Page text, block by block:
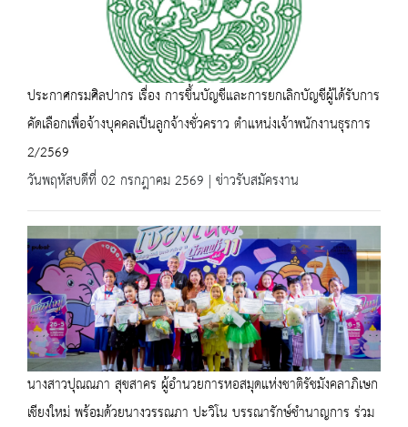
ประกาศกรมศิลปากร เรื่อง การขึ้นบัญชีและการยกเลิกบัญชีผู้ได้รับการ
คัดเลือกเพื่อจ้างบุคคลเป็นลูกจ้างชั่วคราว ตำแหน่งเจ้าพนักงานธุรการ
2/2569
วันพฤหัสบดีที่ 02 กรกฎาคม 2569 | ข่าวรับสมัครงาน
นางสาวปุณณภา สุขสาคร ผู้อำนวยการหอสมุดแห่งชาติรัชมังคลาภิเษก
เชียงใหม่ พร้อมด้วยนางวรรณภา ปะวิโน บรรณารักษ์ชำนาญการ ร่วม